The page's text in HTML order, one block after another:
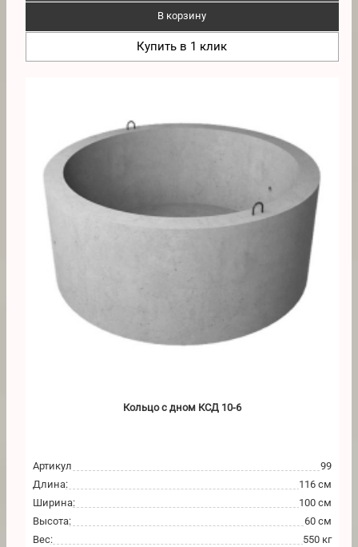
В корзину
Купить в 1 клик
Кольцо с дном КСД 10-6
Артикул
99
Длина:
116 см
Ширина:
100 см
Высота:
60 см
Вес: 550 кг